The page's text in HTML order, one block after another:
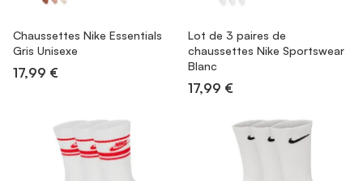
Chaussettes Nike Essentials
Gris Unisexe
17,99 €
Lot de 3 paires de
chaussettes Nike Sportswear
Blanc
17,99 €